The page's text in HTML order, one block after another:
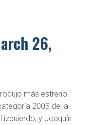
26,
más estreno.
2003 de la
izquierdo, y Joaquín